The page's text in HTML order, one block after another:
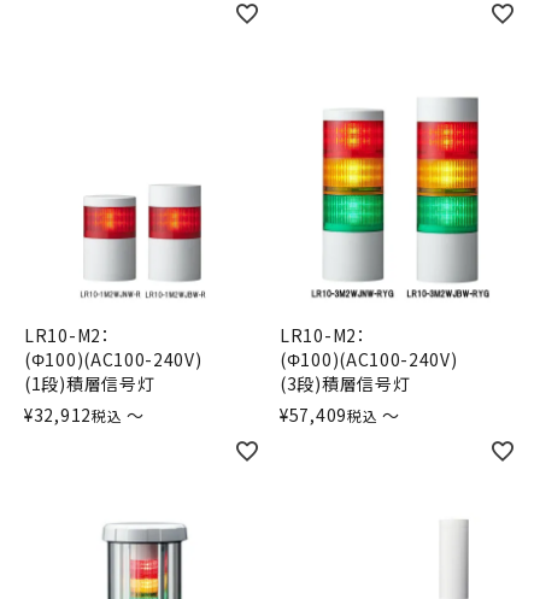
LR10-M2：
(Φ100)(AC100-240V)
(1段)積層信号灯
¥32,912税込 〜
LR10-M2：
(Φ100)(AC100-240V)
(3段)積層信号灯
¥57,409税込 〜